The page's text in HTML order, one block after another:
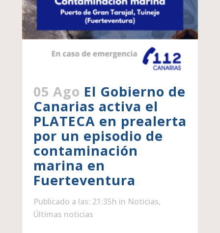
05 Ago El Gobierno de
Canarias activa el
PLATECA en prealerta
por un episodio de
contaminación
marina en
Fuerteventura
Publicado a las: 21:35h in Noticias,
Últimas noticias